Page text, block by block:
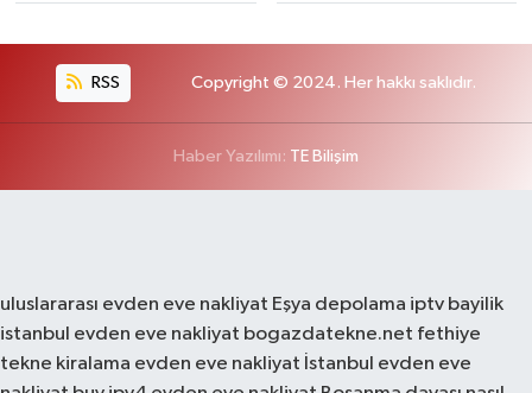
RSS Copyright © 2024. Her hakkı saklıdır.
Haber Yazılımı: TE Bilişim
uluslararası evden eve nakliyat Eşya depolama iptv bayilik
istanbul evden eve nakliyat bogazdatekne.net fethiye
tekne kiralama evden eve nakliyat İstanbul evden eve